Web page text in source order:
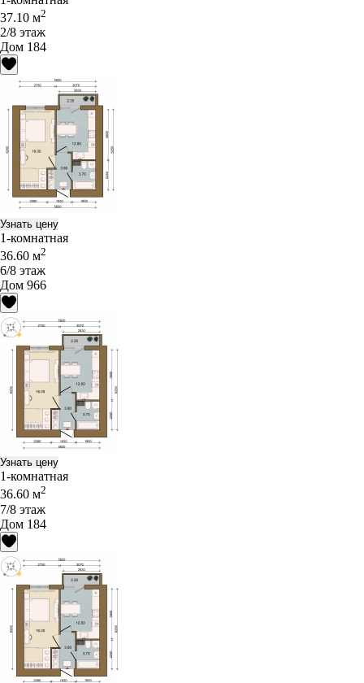
37.10 м2
2/8 этаж
Дом 184
Узнать цену
1-комнатная
36.60 м2
6/8 этаж
Дом 966
Узнать цену
1-комнатная
36.60 м2
7/8 этаж
Дом 184